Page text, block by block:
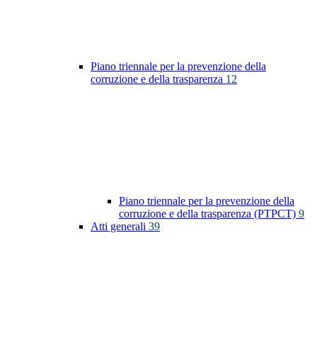
Piano triennale per la prevenzione della
corruzione e della trasparenza 12
Piano triennale per la prevenzione della
corruzione e della trasparenza (PTPCT) 9
Atti generali 39